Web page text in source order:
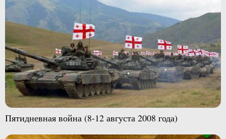
Пятидневная война (8-12 августа 2008 года)